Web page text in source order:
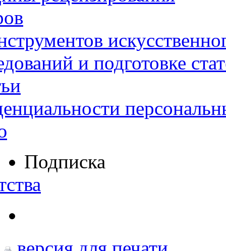
и подготовке
Подписка